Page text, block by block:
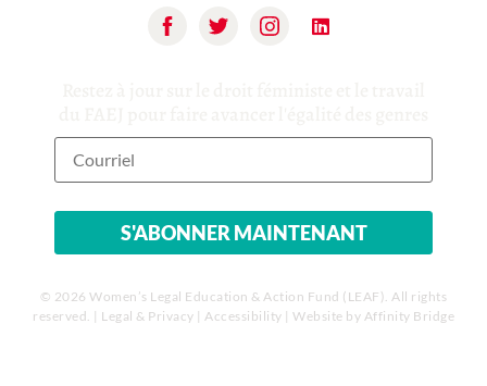
© 2026 Women’s Legal Education & Action Fund (LEAF). All rights
reserved. | Legal & Privacy | Accessibility | Website by Affinity Bridge